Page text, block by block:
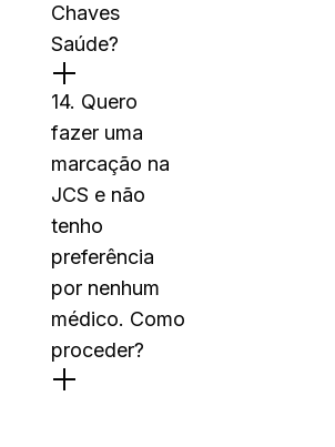
Chaves
Saúde?
14. Quero
fazer uma
marcação na
JCS e não
tenho
preferência
por nenhum
médico. Como
proceder?